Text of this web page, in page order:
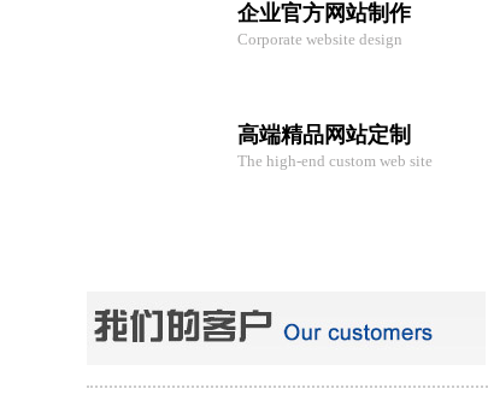
企业官方网站制作
Corporate website design
高端精品网站定制
The high-end custom web site